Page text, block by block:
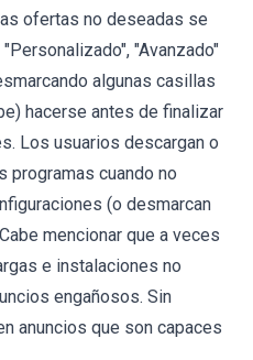
ofertas no deseadas se
"Avanzado"
algunas casillas
hacerse antes de finalizar
Los usuarios descargan o
programas cuando no
(o desmarcan
mencionar que a veces
e instalaciones no
engañosos. Sin
anuncios que son capaces